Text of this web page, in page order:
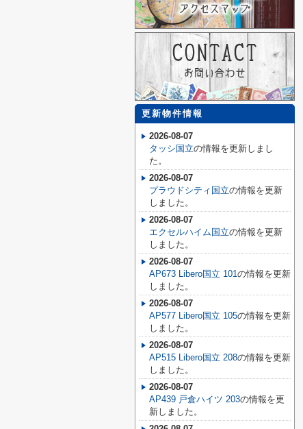
更新物件情報
2026-08-07
タッシ国立の情報を更新しまし
た。
2026-08-07
プラウドシティ国立の情報を更新
しました。
2026-08-07
エクセルハイム国立の情報を更新
しました。
2026-08-07
AP673 Libero国立 101の情報を更新
しました。
2026-08-07
AP577 Libero国立 105の情報を更新
しました。
2026-08-07
AP515 Libero国立 208の情報を更新
しました。
2026-08-07
AP439 戸倉ハイツ 203の情報を更
新しました。